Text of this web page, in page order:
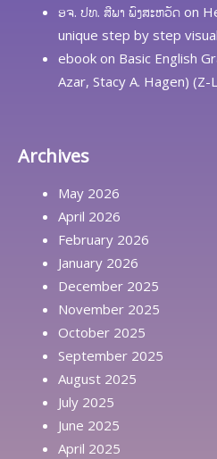
ອຈ. ປທ. ສີພາ ພົງສະຫວັດ on
unique step by step
ebook on Basic English
Azar, Stacy A. Hagen) (Z-
Archives
May 2026
April 2026
February 2026
January 2026
December 2025
November 2025
October 2025
September 2025
August 2025
July 2025
June 2025
April 2025